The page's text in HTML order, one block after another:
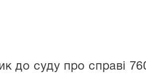
до суду про справі